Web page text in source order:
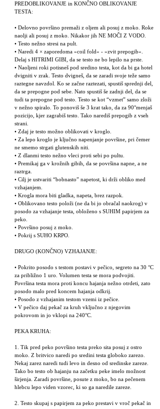
PREDOBLIKOVANJE in KONČNO OBLIKOVANJE
TESTA:
• Delovno površino premaži z oljem ali posuj z moko. Roke
naolji ali posuj z moko. Nikakor jih NE MOČI Z VODO.
• Testo nežno stresi na pult.
• Naredi 4 × zaporedoma »coil fold« - »zvit prepogib«.
Delaj s HITRIMI GIBI, da se testo ne bo lepilo na prste.
• Naoljeni roki potisneš pod sredino testa, kot da bi ga hotel
dvigniti v zrak. Testo dvigneš, da se zaradi svoje teže samo
raztegne navzdol. Ko se začne raztezati, spustiš sprednji del,
da se prepogne pod sebe. Nato spustiš še zadnji del, da se
tudi ta prepogne pod testo. Testo se kot “vzmet” samo zloži
v nežno spiralo. To ponoviš še 3 krat tako, da za 90°menjaš
pozicijo, kjer zagrabiš testo. Tako narediš prepogib z vseh
strani.
• Zdaj je testo možno oblikovati v kroglo.
• Za lepo kroglo je ključno napenjanje površine, pri čemer
ne smemo strgati glutenskih niti.
• Z dlanmi testo nežno vleci proti sebi po pultu.
• Premikaj ga v krožnih gibih, da se površina napne, a ne
raztrga.
• Cilj je ustvariti “bobnasto” napetost, ki drži obliko med
vzhajanjem.
• Krogla mora biti gladka, napeta, brez razpok.
• Oblikovano testo položi (ne da bi jo obračal naokrog) v
posodo za vzhajanje testa, obloženo s SUHIM papirjem za
peko.
• Površino posuj z moko.
• Pokrij s SUHO KRPO.
DRUGO (KONČNO) VZHAJANJE:
• Pokrito posodo s testom postavi v pečico, segreto na 30 °C
za približno 1 uro. Volumen testa se mora podvojiti.
Površina testa mora proti koncu hajanja nežno otrdeti, zato
posodo malo pred koncem hajanja odkrij.
• Posodo z vzhajanim testom vzemi iz pečice.
• V pečico daj pekač za kruh vključno z njegovim
pokrovom in jo vklopi na 240°C.
PEKA KRUHA:
1. Tik pred peko površino testa preko sita posuj z ostro
moko. Z britvico naredi po sredini testa globoko zarezo.
Nekaj zarez naredi tudi levo in desno od sredinske zareze.
Tako bo testo ob hajanju na začetku peke imelo možnost
širjenja. Zaradi površine, posute z moko, bo na pečenem
hlebcu lepo viden vzorec, ki so ga naredile zareze.
2. Testo skupaj s papirjem za peko prestavi v vroč pekač in